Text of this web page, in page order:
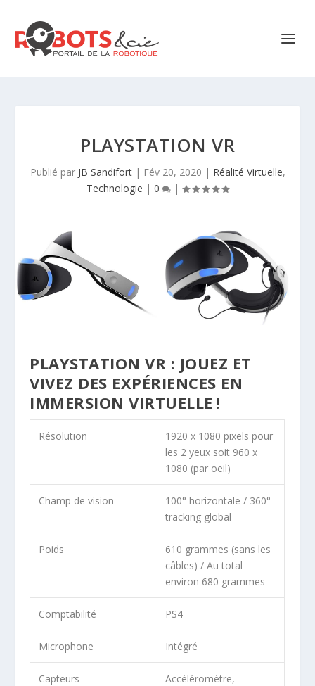
PLAYSTATION VR
Publié par JB Sandifort| Fév 20, 2020 | Réalité Virtuelle,
Technologie | 0 |
PLAYSTATION VR : JOUEZ ET
VIVEZ DES EXPÉRIENCES EN
IMMERSION VIRTUELLE !
Résolution
1920 x 1080 pixels pour
les 2 yeux soit 960 x
1080 (par oeil)
Champ de vision
100° horizontale / 360°
tracking global
Poids
610 grammes (sans les
câbles) / Au total
environ 680 grammes
Comptabilité PS4
Microphone Intégré
Capteurs
Accéléromètre,